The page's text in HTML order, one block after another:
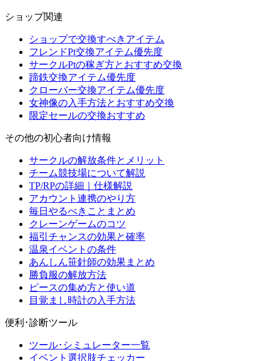
ショップ関連
ショップで交換すべきアイテム
フレンドPt交換アイテム優先度
サークルPtの稼ぎ方とおすすめ交換
蹄鉄交換アイテム優先度
クローバー交換アイテム優先度
女神像の入手方法とおすすめ交換
限定セールの交換おすすめ
その他の初心者向け情報
サークルの解放条件とメリット
チーム競技場について解説
TP/RPの詳細｜仕様解説
アカウント連携のやり方
毎日やるべきことまとめ
クレーンゲームのコツ
福引チャンスの効果と確率
温泉イベントの条件
あんしん笹針師の効果まとめ
勝負服の解放方法
ピースの集め方と使い道
目覚まし時計の入手方法
便利･診断ツール
ツール･シミュレーター一覧
イベント選択肢チェッカー